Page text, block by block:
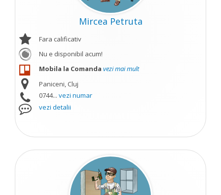
Mircea Petruta
Fara calificativ
Nu e disponibil acum!
Mobila la Comanda vezi mai mult
Paniceni, Cluj
0744... vezi numar
vezi detalii